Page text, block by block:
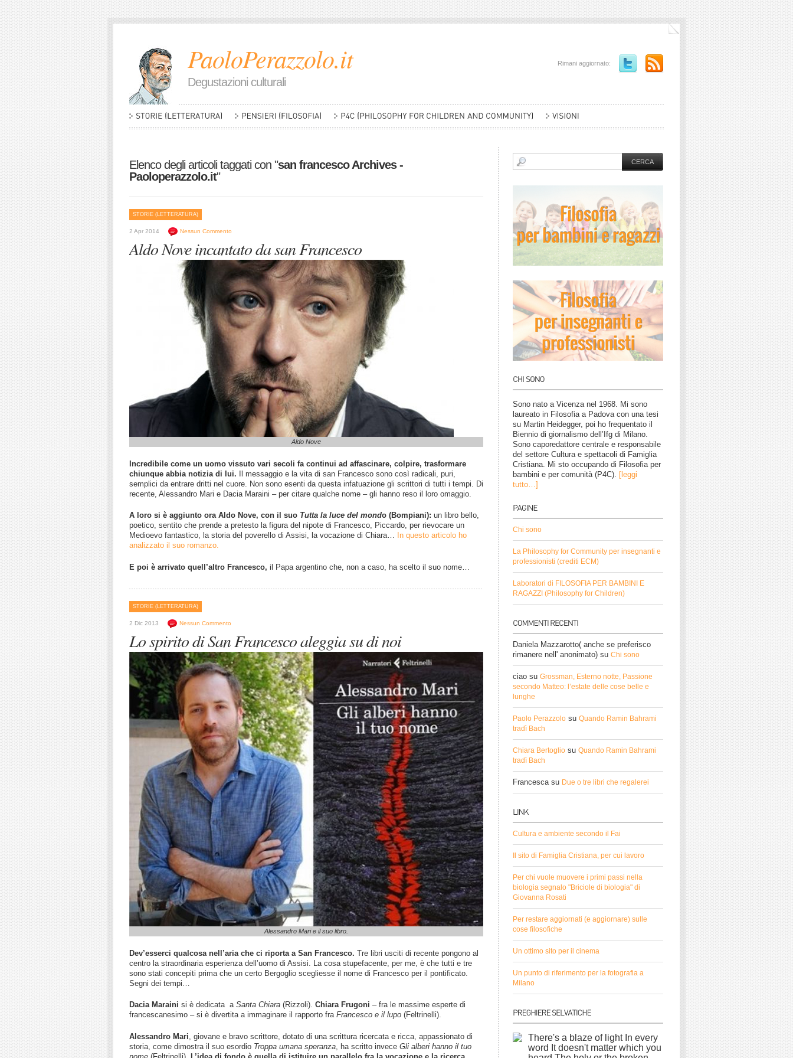
PaoloPerazzolo.it
Degustazioni culturali
Rimani aggiornato:
Elenco degli articoli taggati con "san francesco Archives -
Paoloperazzolo.it"
STORIE (LETTERATURA)
2 Apr 2014 Nessun Commento
Aldo Nove incantato da san Francesco
Aldo Nove
Incredibile come un uomo vissuto vari secoli fa continui ad affascinare, colpire, trasformare
chiunque abbia notizia di lui. Il messaggio e la vita di san Francesco sono così radicali, puri,
semplici da entrare dritti nel cuore. Non sono esenti da questa infatuazione gli scrittori di tutti i tempi. Di
recente, Alessandro Mari e Dacia Maraini – per citare qualche nome – gli hanno reso il loro omaggio.
A loro si è aggiunto ora Aldo Nove, con il suo Tutta la luce del mondo (Bompiani): un libro bello,
poetico, sentito che prende a pretesto la figura del nipote di Francesco, Piccardo, per rievocare un
Medioevo fantastico, la storia del poverello di Assisi, la vocazione di Chiara… In questo articolo ho
analizzato il suo romanzo.
E poi è arrivato quell’altro Francesco, il Papa argentino che, non a caso, ha scelto il suo nome…
STORIE (LETTERATURA)
2 Dic 2013 Nessun Commento
Lo spirito di San Francesco aleggia su di noi
Alessandro Mari e il suo libro.
Dev’esserci qualcosa nell’aria che ci riporta a San Francesco. Tre libri usciti di recente pongono al
centro la straordinaria esperienza dell’uomo di Assisi. La cosa stupefacente, per me, è che tutti e tre
sono stati concepiti prima che un certo Bergoglio scegliesse il nome di Francesco per il pontificato.
Segni dei tempi…
Dacia Maraini si è dedicata a Santa Chiara (Rizzoli). Chiara Frugoni – fra le massime esperte di
francescanesimo – si è divertita a immaginare il rapporto fra Francesco e il lupo (Feltrinelli).
Alessandro Mari , giovane e bravo scrittore, dotato di una scrittura ricercata e ricca, appassionato di
storia, come dimostra il suo esordio Troppa umana speranza , ha scritto invece Gli alberi hanno il tuo
nome (Feltrinelli). L’idea di fondo è quella di istituire un parallelo fra la vocazione e la ricerca,
Sono nato a Vicenza nel 1968. Mi sono
laureato in Filosofia a Padova con una tesi
su Martin Heidegger, poi ho frequentato il
Biennio di giornalismo dell’Ifg di Milano.
Sono caporedattore centrale e responsabile
del settore Cultura e spettacoli di Famiglia
Cristiana. Mi sto occupando di Filosofia per
bambini e per comunità (P4C). [leggi
tutto…]
Chi sono
La Philosophy for Community per insegnanti e
professionisti (crediti ECM)
Laboratori di FILOSOFIA PER BAMBINI E
RAGAZZI (Philosophy for Children)
Daniela Mazzarotto( anche se preferisco
rimanere nell' anonimato) su Chi sono
ciao su Grossman, Esterno notte, Passione
secondo Matteo: l’estate delle cose belle e
lunghe
Paolo Perazzolo su Quando Ramin Bahrami
tradì Bach
Chiara Bertoglio su Quando Ramin Bahrami
tradì Bach
Francescasu Due o tre libri che regalerei
Cultura e ambiente secondo il Fai
Il sito di Famiglia Cristiana, per cui lavoro
Per chi vuole muovere i primi passi nella
biologia segnalo "Briciole di biologia" di
Giovanna Rosati
Per restare aggiornati (e aggiornare) sulle
cose filosofiche
Un ottimo sito per il cinema
Un punto di riferimento per la fotografia a
Milano
There's a blaze of light In every
word It doesn't matter which you